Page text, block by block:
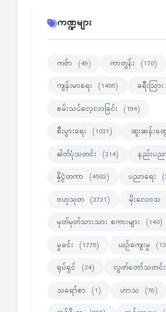
ကဏ္ဍများ
ကဗ်ာ (49) ကာတွန်း (170)
ကျန်းမာရေး (1405) ခရီးသြား
စမ်းသပ်လေ့လာခြင်း (194)
စီးပွားရေး (1031) ထူးဆန်းထွ
ဓါတ်ပုံသတင်း (214) နည်းပည
နိုင္ငံတကာ (4503) ပညာရေး
ဗဟုသုတ (3721) မိုးလေဝသ
မှတ်မှတ်သားသား စကားများ (140)
မှုခင်း (1775) ယဉ်ကျေးမှု
ရုပ်ရှင် (24) လွတ်တော်သတင်း
သရော်စာ (1) ဟာသ (76)